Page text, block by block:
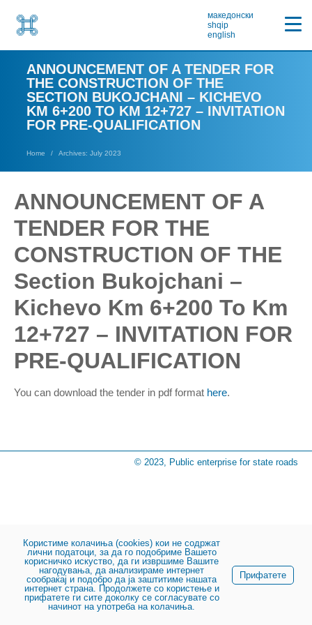
македонски
shqip
english
ANNOUNCEMENT OF A TENDER FOR
THE CONSTRUCTION OF THE
SECTION BUKOJCHANI – KICHEVO
KM 6+200 TO KM 12+727 – INVITATION
FOR PRE-QUALIFICATION
Home Archives: July 2023
ANNOUNCEMENT OF A
TENDER FOR THE
CONSTRUCTION OF THE
Section Bukojchani –
Kichevo Km 6+200 To Km
12+727 – INVITATION FOR
PRE-QUALIFICATION
You can download the tender in pdf format here.
© 2023, Public enterprise for state roads
Користиме колачиња (cookies) кои не содржат
лични податоци, за да го подобриме Вашето
корисничко искуство, да ги извршиме Вашите
нагодувања, да анализираме интернет
сообраќај и подобро да ја заштитиме нашата
интернет страна. Продолжете со користење и
прифатете ги сите доколку се согласувате со
начинот на употреба на колачиња.
Прифатете